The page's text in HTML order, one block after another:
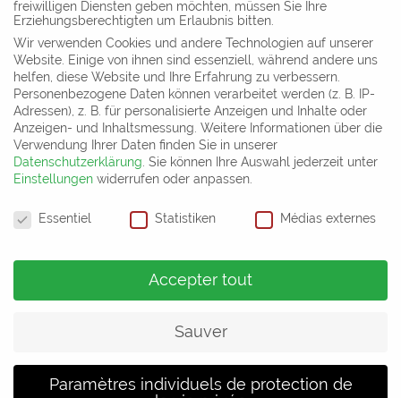
Med-Hub Zurich,
Switzerland
Spa Salon Deva Monoi,
Kazan, Russia
Gharieni Group GmbH
Mail:info@gharieni.com
freiwilligen Diensten geben möchten, müssen Sie Ihre
Erziehungsberechtigten um Erlaubnis bitten.
Wir verwenden Cookies und andere Technologien auf unserer
Website. Einige von ihnen sind essenziell, während andere uns
helfen, diese Website und Ihre Erfahrung zu verbessern.
Personenbezogene Daten können verarbeitet werden (z. B. IP-
Adressen), z. B. für personalisierte Anzeigen und Inhalte oder
Anzeigen- und Inhaltsmessung. Weitere Informationen über die
Verwendung Ihrer Daten finden Sie in unserer
Datenschutzerklärung Sie können Ihre Auswahl jederzeit unter
Einstellungen widerrufen oder anpassen.
Essentiel
Statistiken Médias externes
Accepter tout
Sauver
Paramètres individuels de protection de